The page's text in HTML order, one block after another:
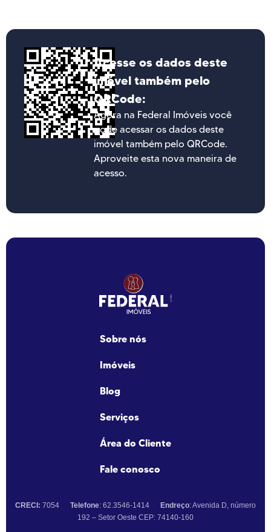
Acesse os dados deste
imóvel também pelo
QRCode:
Agora na Federal Imóveis você
pode acessar os dados deste
imóvel também pelo QRCode.
Aproveite esta nova maneira de
acesso.
Sobre nós
Imóveis
Blog
Serviços
Área do Cliente
Fale conosco
CRECI: 7054 Telefone: 62.3546-1414 Endreço: Avenida D, número
192 – Setor Oeste CEP: 74140-160